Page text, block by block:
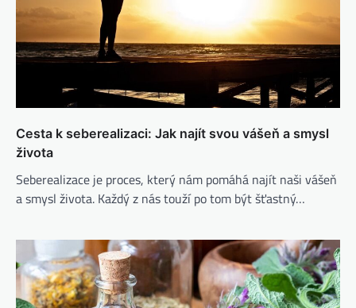
Cesta k seberealizaci: Jak najít svou vášeň a smysl
života
Seberealizace je proces, který nám pomáhá najít naši vášeň
a smysl života. Každý z nás touží po tom být šťastný…